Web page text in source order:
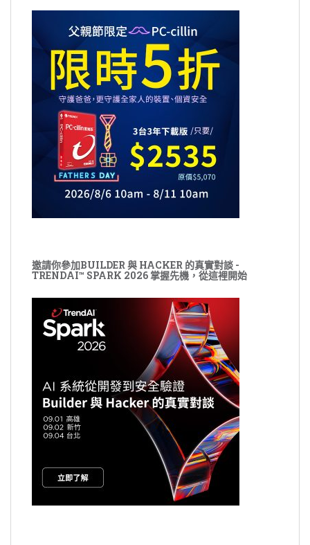
邀請你參加BUILDER 與 HACKER 的真實對談 -
TRENDAI™ SPARK 2026 掌握先機，從這裡開始